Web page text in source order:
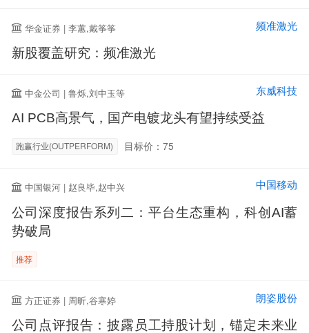
华金证券 | 李蕙,戴筝筝 频准激光
新股覆盖研究：频准激光
中金公司 | 鲁烁,刘中玉等 东威科技
AI PCB高景气，国产电镀龙头有望持续受益
跑赢行业(OUTPERFORM) 目标价：75
中国银河 | 赵良毕,赵中兴 中国移动
公司深度报告系列二：平台生态重构，科创AI蓄
势破局
推荐
方正证券 | 周昕,谷寒婷 朗姿股份
公司点评报告：披露员工持股计划，锚定未来业